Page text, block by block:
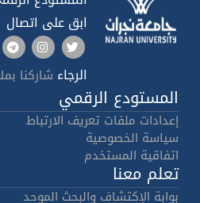
ابق على اتصال
الرجاء شاركنا
المستودع الرقمي
إعدادات ملفات تعريف الارتباط
سياسة الخصوصية
اتفاقية المستخدم
تعلم معنا
بوابة الإكتشاف والبحث الموحد